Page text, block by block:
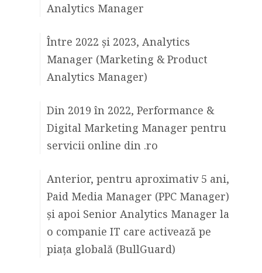
Analytics Manager
Între 2022 și 2023, Analytics
Manager (Marketing & Product
Analytics Manager)
Din 2019 în 2022, Performance &
Digital Marketing Manager pentru
servicii online din .ro
Anterior, pentru aproximativ 5 ani,
Paid Media Manager (PPC Manager)
și apoi Senior Analytics Manager la
o companie IT care activează pe
piața globală (BullGuard)